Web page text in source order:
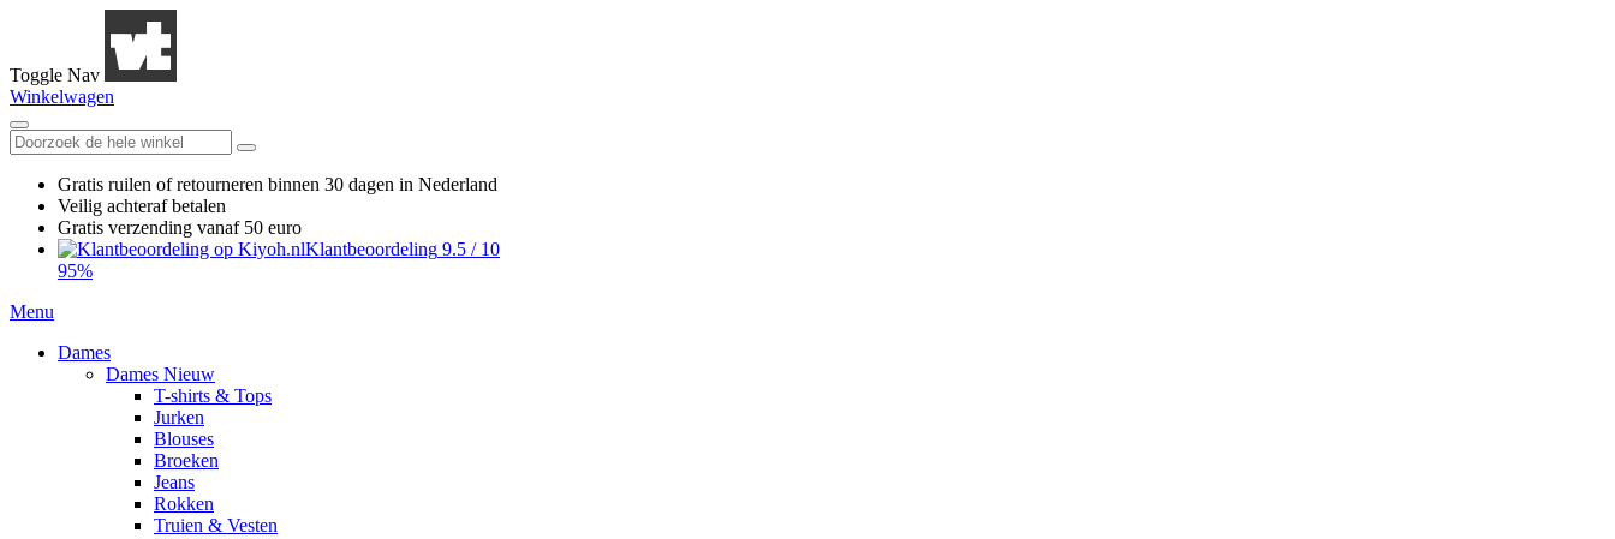
Toggle Nav
Winkelwagen
Gratis ruilen of retourneren binnen 30 dagen in Nederland
Veilig achteraf betalen
Gratis verzending vanaf 50 euro
Klantbeoordeling 9.5 / 10
95%
Menu
Dames
Dames Nieuw
T-shirts & Tops
Jurken
Blouses
Broeken
Jeans
Rokken
Truien & Vesten